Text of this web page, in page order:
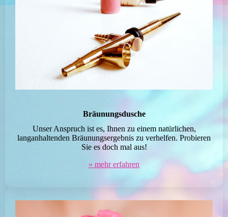
Bräunungsdusche
Unser Anspruch ist es, Ihnen zu einem natürlichen,
langanhaltenden Bräunungsergebnis zu verhelfen. Probieren
Sie es doch mal aus!
» mehr erfahren